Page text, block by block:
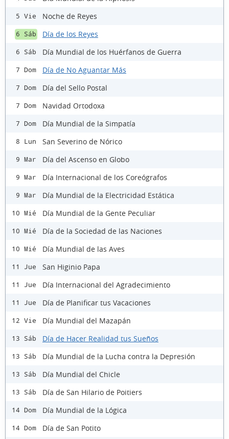
5 Vie Noche de Reyes
6 Sáb Día de los Reyes
6 Sáb Día Mundial de los Huérfanos de Guerra
7 Dom Día de No Aguantar Más
7 Dom Día del Sello Postal
7 Dom Navidad Ortodoxa
7 Dom Día Mundial de la Simpatía
8 Lun San Severino de Nórico
9 Mar Día del Ascenso en Globo
9 Mar Día Internacional de los Coreógrafos
9 Mar Día Mundial de la Electricidad Estática
10 Mié Día Mundial de la Gente Peculiar
10 Mié Día de la Sociedad de las Naciones
10 Mié Día Mundial de las Aves
11 Jue San Higinio Papa
11 Jue Día Internacional del Agradecimiento
11 Jue Día de Planificar tus Vacaciones
12 Vie Día Mundial del Mazapán
13 Sáb Día de Hacer Realidad tus Sueños
13 Sáb Día Mundial de la Lucha contra la Depresión
13 Sáb Día Mundial del Chicle
13 Sáb Día de San Hilario de Poitiers
14 Dom Día Mundial de la Lógica
14 Dom Día de San Potito